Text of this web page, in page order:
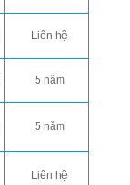
Liên hệ
5 năm
5 năm
Liên hệ